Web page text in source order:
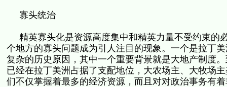
寡头统治
精英寡头化是资源高度集中和精英力量不受约束的
个地方的寡头问题成为引人注目的现象。一个是拉丁
复杂的历史原因，其中一个重要背景就是大地产制度
已经在拉丁美洲占据了支配地位，大农场主、大牧场
们不仅掌握着最多的经济资源，而且对对政治事务有